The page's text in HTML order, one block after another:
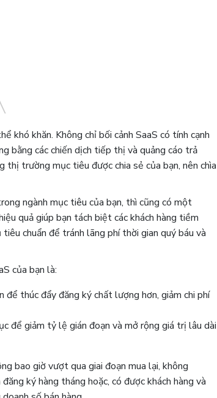
khó khăn. Không chỉ bối cảnh SaaS có tính cạnh
bằng các chiến dịch tiếp thị và quảng cáo trả
trường mục tiêu được chia sẻ của bạn, nên chìa
ngành mục tiêu của bạn, thì cũng có một
quả giúp bạn tách biệt các khách hàng tiềm
chuẩn để tránh lãng phí thời gian quý báu và
của bạn là:
để thúc đẩy đăng ký chất lượng hơn, giảm chi phí
để giảm tỷ lệ gián đoạn và mở rộng giá trị lâu dài
bao giờ vượt qua giai đoạn mua lại, không
ký hàng tháng hoặc, có được khách hàng và